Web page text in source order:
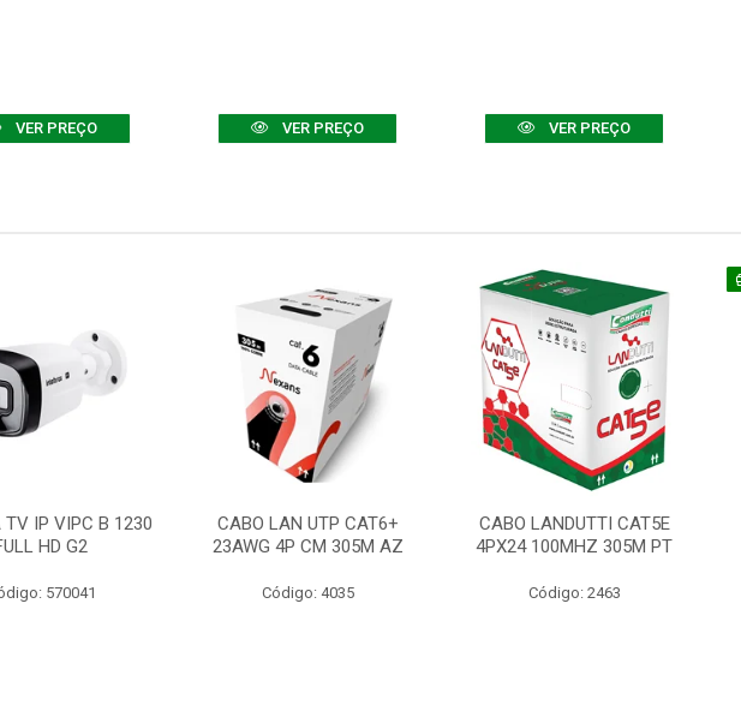
VER PREÇO VER PREÇO VER PREÇO
TV IP VIPC B 1230
HD G2
570041
CABO LAN UTP CAT6+
23AWG 4P CM 305M AZ
Código: 4035
CABO LANDUTTI CAT5E
4PX24 100MHZ 305M PT
Código: 2463